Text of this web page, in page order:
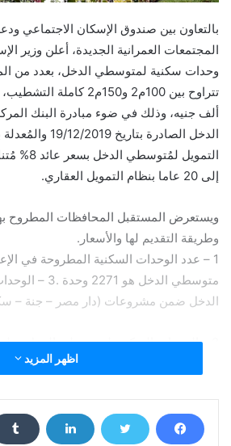
بالتعاون بين صندوق الإسكان الاجتماعي
المجتمعات العمرانية الجديدة، أعلن وزير
وحدات سكنية لمتوسطي الدخل، بعدد من
ألف جنيه، وذلك في ضوء مبادرة البنك
التمويل
إلى 20 عاما بنظام التمويل العقاري.
ويستعرض المستقبل المحافظات المطروح
وطريقة التقديم لها والأسعار.
1 – عدد الوحدات السكنية المطروحة في
متوسطي الدخل
الدخل ضمن مشروعات (دار مصر – جنة –
مستوى 9 محافظات: وهي القاهرة –
.3 – الوحدات السكنية لمتوسطى الدخل
جنة – سكن مصر)مشروعات الوحدات
اظهر المزيد